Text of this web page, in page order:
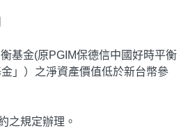
基金(原PGIM保德信中國好時平衡
」）之淨資產價值低於新台幣參
之規定辦理。